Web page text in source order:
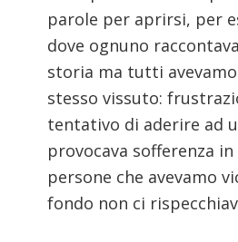
parole per aprirsi, per
dove ognuno
storia ma tutti
stesso vissuto:
tentativo di aderire ad
provocava sofferenza
persone che avevamo
fondo non ci